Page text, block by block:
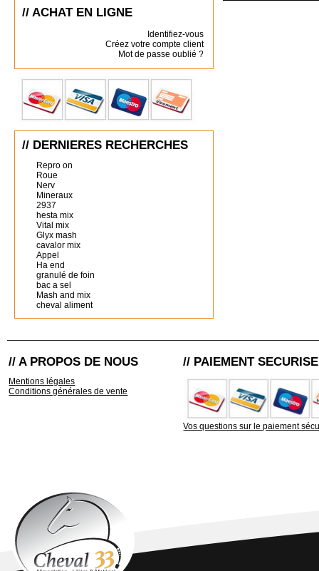
// ACHAT EN LIGNE
Identifiez-vous
Créez votre compte client
Mot de passe oublié ?
// DERNIERES RECHERCHES
Repro on
Roue
Nerv
Mineraux
2937
hesta mix
Vital mix
Glyx mash
cavalor mix
Appel
Ha end
granulé de foin
bac a sel
Mash and mix
cheval aliment
// A PROPOS DE NOUS
Mentions légales
Conditions générales de vente
// PAIEMENT SECURISE
Vos questions sur le paiement